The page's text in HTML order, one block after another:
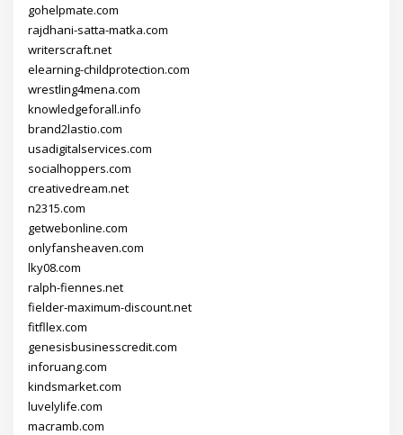
gohelpmate.com
rajdhani-satta-matka.com
writerscraft.net
elearning-childprotection.com
wrestling4mena.com
knowledgeforall.info
brand2lastio.com
usadigitalservices.com
socialhoppers.com
creativedream.net
n2315.com
getwebonline.com
onlyfansheaven.com
lky08.com
ralph-fiennes.net
fielder-maximum-discount.net
fitfllex.com
genesisbusinesscredit.com
inforuang.com
kindsmarket.com
luvelylife.com
macramb.com